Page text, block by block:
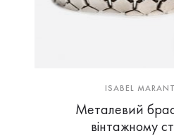
ISABEL MARANT
Металевий
вінтажному